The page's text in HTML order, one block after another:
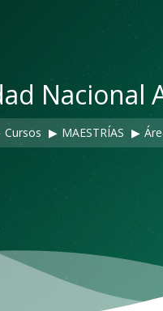
Nacional
Cursos ▶︎ MAESTRÍAS ▶︎